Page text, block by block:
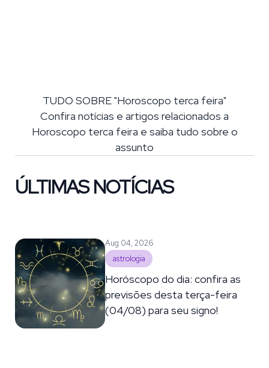
TUDO SOBRE "Horoscopo terca feira"
Confira notícias e artigos relacionados a
Horoscopo terca feira e saiba tudo sobre o
assunto
ÚLTIMAS NOTÍCIAS
Aug 04, 2026
astrologia
Horóscopo do dia: confira as
previsões desta terça-feira
(04/08) para seu signo!